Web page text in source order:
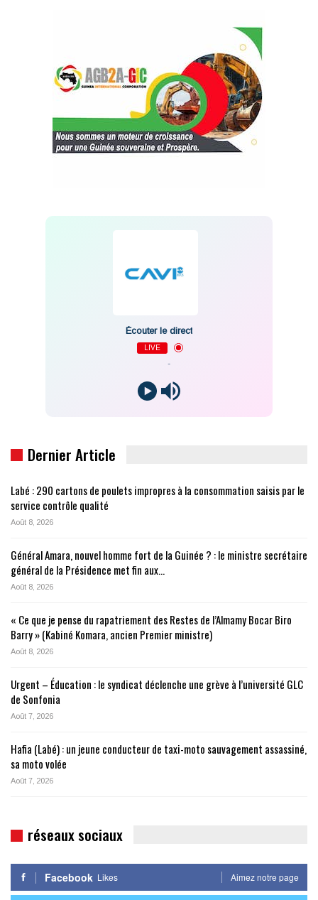
Écouter le direct
LIVE
Dernier Article
Labé : 290 cartons de poulets impropres à la consommation saisis par le
service contrôle qualité
Août 8, 2026
Général Amara, nouvel homme fort de la Guinée ? : le ministre secrétaire
général de la Présidence met fin aux…
Août 8, 2026
« Ce que je pense du rapatriement des Restes de l’Almamy Bocar Biro
Barry » (Kabiné Komara, ancien Premier ministre)
Août 8, 2026
Urgent – Éducation : le syndicat déclenche une grève à l’université GLC
de Sonfonia
Août 7, 2026
Hafia (Labé) : un jeune conducteur de taxi-moto sauvagement assassiné,
sa moto volée
Août 7, 2026
réseaux sociaux
Facebook Likes Aimez notre page